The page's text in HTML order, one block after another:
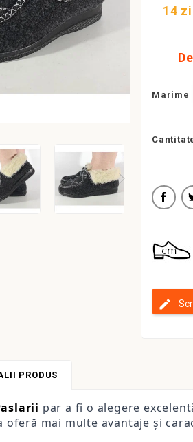
14
Marime
PRODUS
par a fi o alegere
oferă mai multe avantaje și